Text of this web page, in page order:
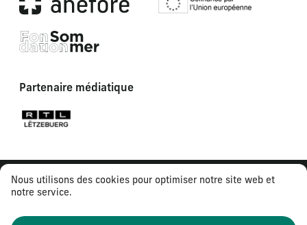
Nous utilisons des cookies pour optimiser notre site web et
notre service.
Partenaire médiatique